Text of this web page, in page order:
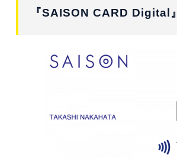
『SAISON CARD Digital』